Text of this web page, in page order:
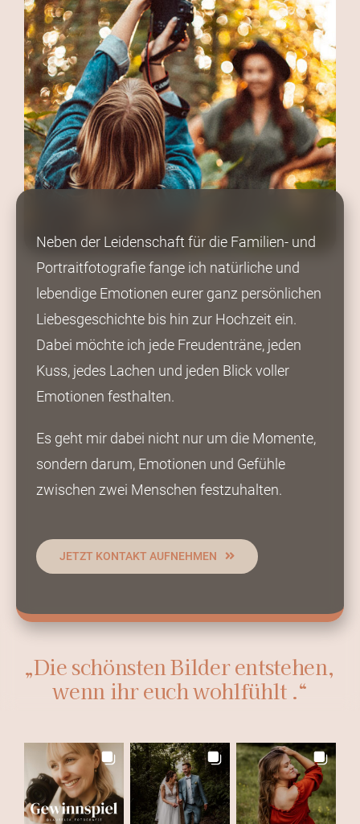
Neben der Leidenschaft für die Familien- und
Portraitfotografie fange ich natürliche und
lebendige Emotionen eurer ganz persönlichen
Liebesgeschichte bis hin zur Hochzeit ein.
Dabei möchte ich jede Freudenträne, jeden
Kuss, jedes Lachen und jeden Blick voller
Emotionen festhalten.
Es geht mir dabei nicht nur um die Momente,
sondern darum, Emotionen und Gefühle
zwischen zwei Menschen festzuhalten.
JETZT KONTAKT AUFNEHMEN
„Die schönsten Bilder entstehen,
wenn ihr euch wohlfühlt .“